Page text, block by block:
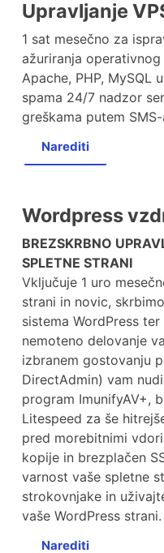
Upravljanje
1 sat mesečno za
ažuriranja
Apache, PHP, MySQL
spama 24/7 nadzor
greškama putem SMS-
Narediti
Wordpress
BREZSKRBNO
SPLETNE STRANI
Vključuje 1 uro
strani in novic,
sistema WordPress
nemoteno delovanje
izbranem gostovanju
DirectAdmin) vam
program ImunifyAV+,
Litespeed za še
pred morebitnimi
kopije in brezplačen
varnost vaše spletne
strokovnjake in
vaše WordPress strani.
Narediti